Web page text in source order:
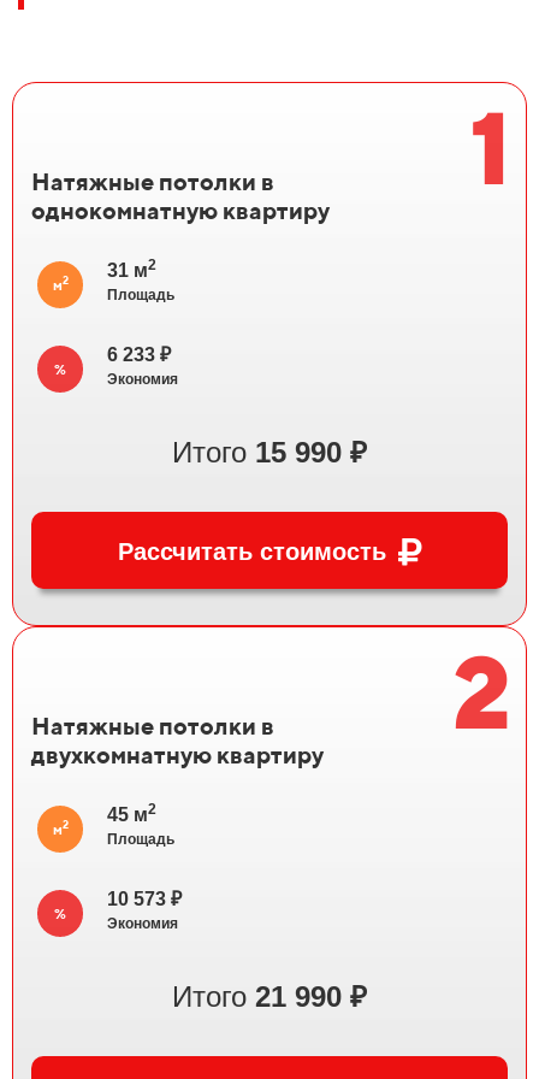
1
Натяжные потолки в
однокомнатную квартиру
м2 31 м2
Площадь
%
6 233 ₽
Экономия
Итого 15 990 ₽
Рассчитать стоимость
2
Натяжные потолки в
двухкомнатную квартиру
м2 45 м2
Площадь
%
10 573 ₽
Экономия
Итого 21 990 ₽